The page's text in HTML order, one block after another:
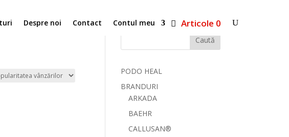
Despre noi Contact Contul meu Articole 0
Caută
PODO HEAL
BRANDURI
ARKADA
BAEHR
CALLUSAN®